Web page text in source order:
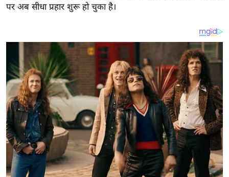
क्रि
P
L
2
0
2
6
क्रा
इ
म
पर अब सीधा प्रहार शुरू हो चुका है।